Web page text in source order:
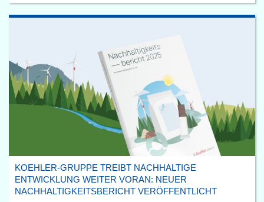
KOEHLER-GRUPPE TREIBT NACHHALTIGE
ENTWICKLUNG WEITER VORAN: NEUER
NACHHALTIGKEITSBERICHT VERÖFFENTLICHT